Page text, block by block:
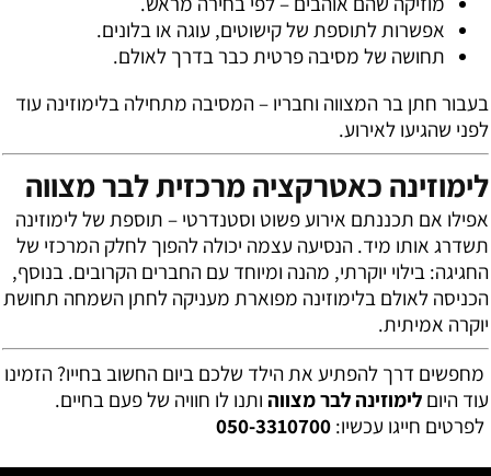
אפשרות לתוספת של קישוטים, עוגה או בלונים.
תחושה של מסיבה פרטית כבר בדרך לאולם.
בעבור חתן בר המצווה וחבריו – המסיבה מתחילה בלימוזינה עוד
לפני שהגיעו לאירוע.
לימוזינה כאטרקציה מרכזית לבר מצווה
אפילו אם תכננתם אירוע פשוט וסטנדרטי – תוספת של לימוזינה
תשדרג אותו מיד. הנסיעה עצמה יכולה להפוך לחלק המרכזי של
החגיגה: בילוי יוקרתי, מהנה ומיוחד עם החברים הקרובים. בנוסף,
הכניסה לאולם בלימוזינה מפוארת מעניקה לחתן השמחה תחושת
יוקרה אמיתית.
מחפשים דרך להפתיע את הילד שלכם ביום החשוב בחייו? הזמינו
עוד היום לימוזינה לבר מצווה ותנו לו חוויה של פעם בחיים.
לפרטים חייגו עכשיו: 050-3310700